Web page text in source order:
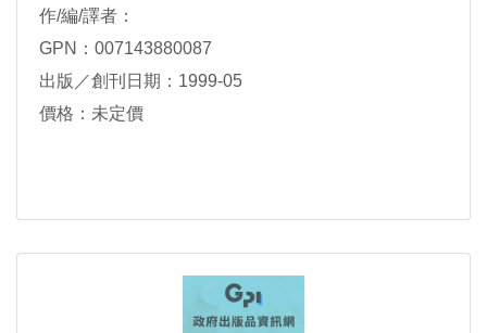
作/編/譯者：
GPN：007143880087
出版／創刊日期：1999-05
價格：未定價